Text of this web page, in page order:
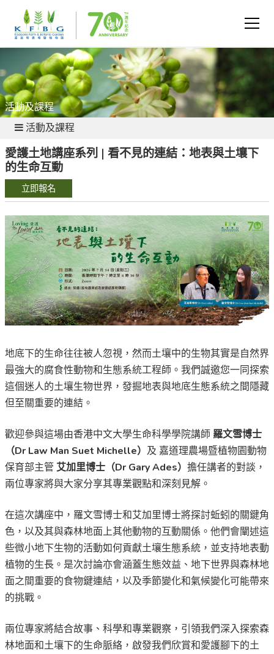
活動及課程
活動及課程
愛護土地講座系列 | 看不見的連結：地表與土壤下
的生命互動
立即報名
地底下的生命往往被人忽視，然而土壤中的生物其實是自然界
最強大的腐食性動物和生態系統工程師。我們誠邀您一同探索
這個迷人的土壤生物世界，發掘地表與地底生態系統之間隱藏
但至關重要的連結。
歡迎參與這場由香港中文大學生命科學學院講師 羅文雪博士
（Dr Law Man Suet Michelle） 及 嘉道理農場暨植物園動物
保育部主管艾加里博士（Dr Gary Ades） 擔任講者的對談，
兩位專家將與大家分享其專業觀點和深刻見解。
在這次講座中，羅文雪博士和艾加里博士將探討蚯蚓的關鍵角
色，以及其與森林地面上其他動物的互動關係。他們會闡述這
些微小地下生物的活動如何貢獻土壤生態系統，並支持地表動
植物的生長。是次討論亦會涵蓋生態效益、地下世界與森林地
面之間重要的食物鍵連結，以及季節變化和氣候變化可能帶來
的挑戰。
兩位專家將結合故事、科學和專業觀察，引領我們深入探索森
林地面和土壤下的生命脈絡，啟發我們欣賞和愛護腳下的土